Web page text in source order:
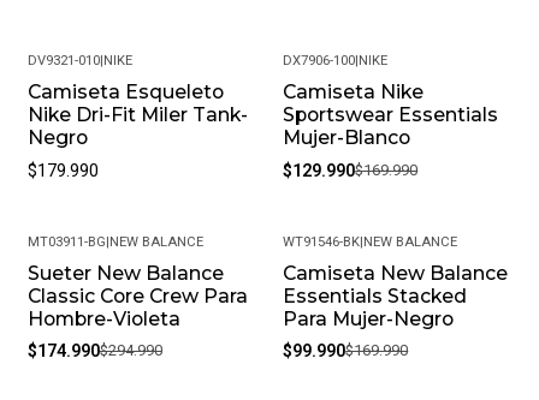
DV9321-010| NIKE
Camiseta Esqueleto
Nike Dri-Fit Miler Tank-
Negro
$179.990
-24%
DX7906-100 NIKE
Camiseta Nike
Sportswear Essentials
Mujer-Blanco
$129.990$169.990
-41%
MT03911-BG NEW BALANCE
Sueter New Balance
Classic Core Crew Para
Hombre-Violeta
$174.990$294.990
-41%
WT91546-BK NEW BALANCE
Camiseta New Balance
Essentials Stacked
Para Mujer-Negro
$99.990$169.990